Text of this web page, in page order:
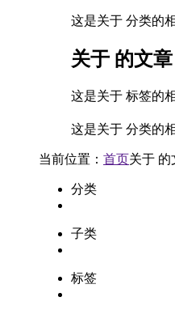
这是关于 分类的
关于 的文章
这是关于 标签的
这是关于 分类的
当前位置： 首页关于 的
分类
子类
标签